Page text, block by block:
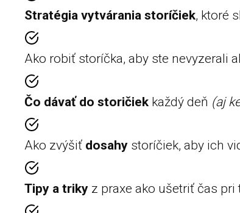
Stratégia vytvárania storíčiek, ktoré
Ako robiť storíčka, aby ste nevyzerali
Čo dávať do storičiek každý deň (aj
Ako zvýšiť dosahy storíčiek, aby ich
Tipy a triky z praxe ako ušetriť čas